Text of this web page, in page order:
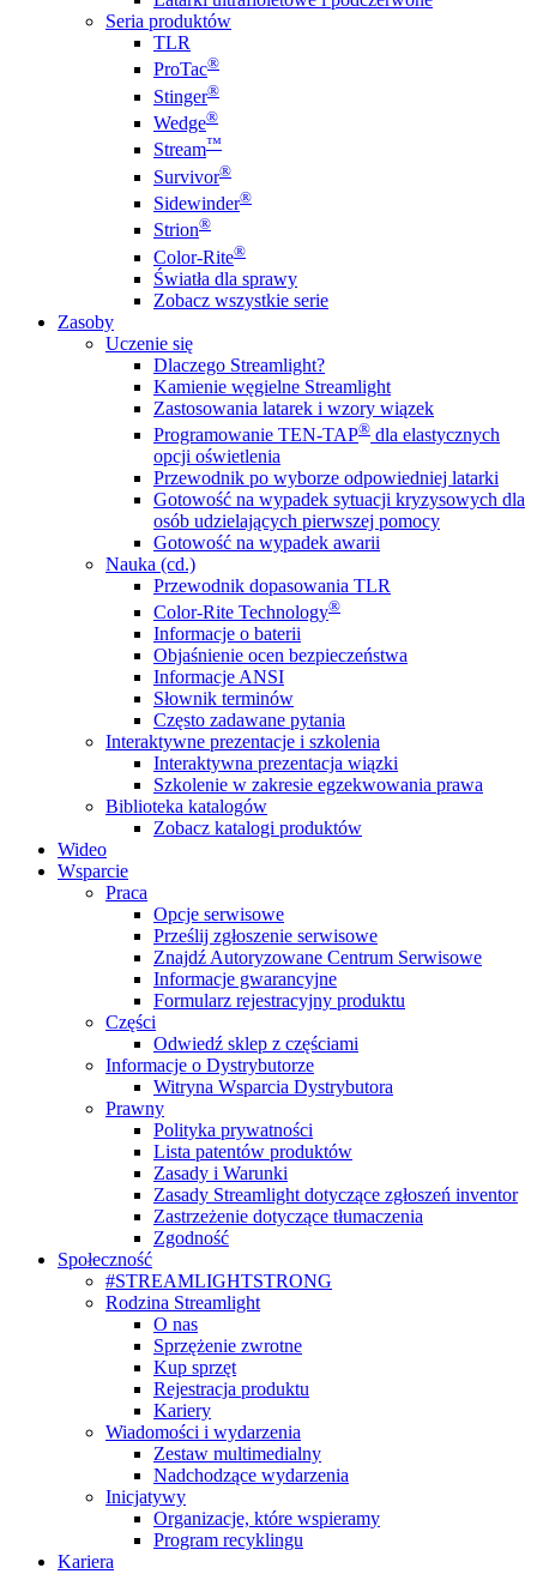
Seria produktów
TLR
ProTac®
Stinger®
Wedge®
Stream™
Survivor®
Sidewinder®
Strion®
Color-Rite®
Światła dla sprawy
Zobacz wszystkie serie
Zasoby
Uczenie się
Dlaczego Streamlight?
Kamienie węgielne Streamlight
Zastosowania latarek i wzory wiązek
Programowanie TEN-TAP® dla elastycznych
opcji oświetlenia
Przewodnik po wyborze odpowiedniej latarki
Gotowość na wypadek sytuacji kryzysowych dla
osób udzielających pierwszej pomocy
Gotowość na wypadek awarii
Nauka (cd.)
Przewodnik dopasowania TLR
Color-Rite Technology®
Informacje o baterii
Objaśnienie ocen bezpieczeństwa
Informacje ANSI
Słownik terminów
Często zadawane pytania
Interaktywne prezentacje i szkolenia
Interaktywna prezentacja wiązki
Szkolenie w zakresie egzekwowania prawa
Biblioteka katalogów
Zobacz katalogi produktów
Wideo
Wsparcie
Praca
Opcje serwisowe
Prześlij zgłoszenie serwisowe
Znajdź Autoryzowane Centrum Serwisowe
Informacje gwarancyjne
Formularz rejestracyjny produktu
Części
Odwiedź sklep z częściami
Informacje o Dystrybutorze
Witryna Wsparcia Dystrybutora
Prawny
Polityka prywatności
Lista patentów produktów
Zasady i Warunki
Zasady Streamlight dotyczące zgłoszeń inventor
Zastrzeżenie dotyczące tłumaczenia
Zgodność
Społeczność
#STREAMLIGHTSTRONG
Rodzina Streamlight
O nas
Sprzężenie zwrotne
Kup sprzęt
Rejestracja produktu
Kariery
Wiadomości i wydarzenia
Zestaw multimedialny
Nadchodzące wydarzenia
Inicjatywy
Organizacje, które wspieramy
Program recyklingu
Kariera